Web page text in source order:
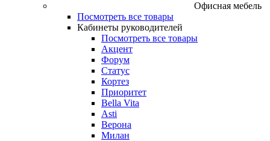
Офисная мебель
Посмотреть все товары
Кабинеты руководителей
Посмотреть все товары
Акцент
Форум
Статус
Кортез
Приоритет
Bella Vita
Asti
Верона
Милан